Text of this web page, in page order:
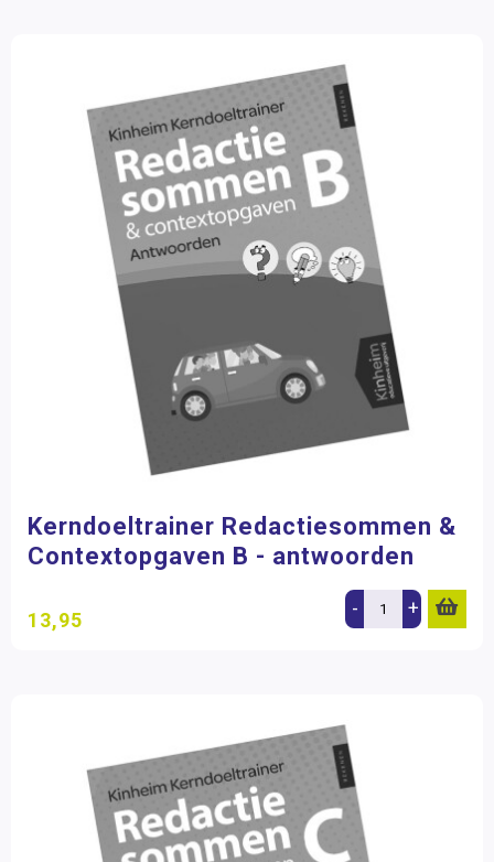
Kerndoeltrainer Redactiesommen &
Contextopgaven B - antwoorden
13,95 - +